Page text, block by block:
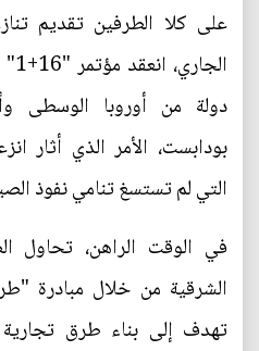
على كلا الطرفين تقديم
دولة من أوروبا الوسطى
بودابست، الأمر الذي أثار
التي لم تستسغ تنامي نفوذ
في الوقت الراهن، تحاول
الشرقية من خلال مبادرة
تهدف إلى بناء طرق